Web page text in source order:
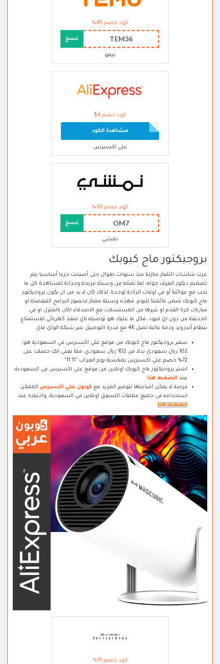
كود خصم 45%
TEM36 نسخ
تيمو
كود خصم 4$
مشاهدة الكود
علي اكسبرس
كود خصم 30%
OM7 نسخ
نمشي
بروجيكتور ماج كيوبك
غزت شاشات التلفاز منازلنا منذ سنوات طوال حتى أصبحت جزءا أساسيا يتم
تصميم ديكور الغرف حوله، لما تمثله من وسيلة مريحة وجذابة لمشاهدة كل ما
نحب مع عوائلنا أو في اوقات الراحة لوحدنا، لذلك كان لا بد من ان يكون بروجيكتور
ماج كيوبك ضمن قائمتنا لليوم، فهذه وسيلة ممتاز لحضور البرامج المفضلة او
مباريات كرة القدم او غيرها من المسلسلات مع الاصدقاء اكان بالمنزل او في
الحديقة من دون اي قيود، فكل ما عليك هو توصيله باي منفذ كهربائي للاستمتاع
بنظام أندرويد ودقة عالية تصل 4K مع قدرة التوصيل عبر شبكة الواي فاي.
سعر بروجيكتور ماج كيوبك من موقع علي اكسبرس في السعودية هو:
102 ريال سعودي بدلا من 102 ريال سعودي، مما يعني انك حصلت على
72% خصم علي اكسبرس بمناسبة يوم العزاب "11.11"
اشتر بروجيكتور ماج كيوبك اونلاين من موقع علي اكسبرس في السعودية،
عند الضغط هنا
فرصة لا يمكن اضاعتها لتوفير المزيد مع كوبون علي اكسبرس الممكن
استخدامه في جميع عمليات التسوق اونلاين في السعودية، واختياره عند
الضغط هنا
كود خصم 15%